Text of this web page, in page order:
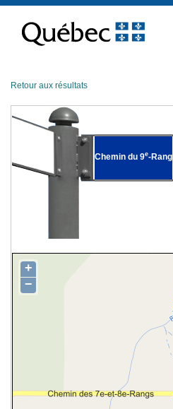
contenu
Retour aux résultats
Chemin du 9e-Rang
+
−